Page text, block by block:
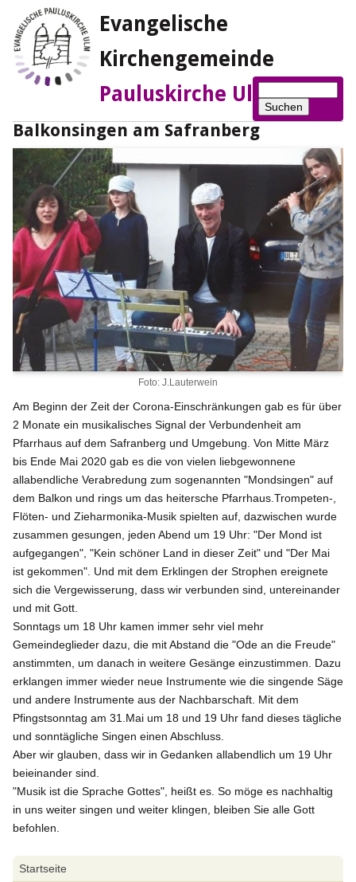
Evangelische
Kirchengemeinde
Pauluskirche Ulm
Suchen
Balkonsingen am Safranberg
Foto: J.Lauterwein
Am Beginn der Zeit der Corona-Einschränkungen gab es für über
2 Monate ein musikalisches Signal der Verbundenheit am
Pfarrhaus auf dem Safranberg und Umgebung. Von Mitte März
bis Ende Mai 2020 gab es die von vielen liebgewonnene
allabendliche Verabredung zum sogenannten "Mondsingen" auf
dem Balkon und rings um das heitersche Pfarrhaus.Trompeten-,
Flöten- und Zieharmonika-Musik spielten auf, dazwischen wurde
zusammen gesungen, jeden Abend um 19 Uhr: "Der Mond ist
aufgegangen", "Kein schöner Land in dieser Zeit" und "Der Mai
ist gekommen". Und mit dem Erklingen der Strophen ereignete
sich die Vergewisserung, dass wir verbunden sind, untereinander
und mit Gott.
Sonntags um 18 Uhr kamen immer sehr viel mehr
Gemeindeglieder dazu, die mit Abstand die "Ode an die Freude"
anstimmten, um danach in weitere Gesänge einzustimmen. Dazu
erklangen immer wieder neue Instrumente wie die singende Säge
und andere Instrumente aus der Nachbarschaft. Mit dem
Pfingstsonntag am 31.Mai um 18 und 19 Uhr fand dieses tägliche
und sonntägliche Singen einen Abschluss.
Aber wir glauben, dass wir in Gedanken allabendlich um 19 Uhr
beieinander sind.
"Musik ist die Sprache Gottes", heißt es. So möge es nachhaltig
in uns weiter singen und weiter klingen, bleiben Sie alle Gott
befohlen.
überspringen
Startseite